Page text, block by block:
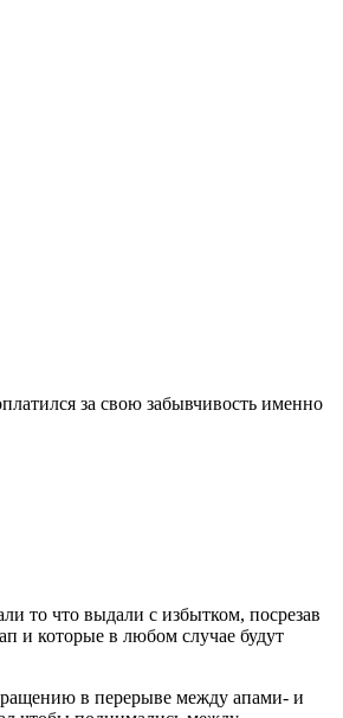
за свою забывчивость именно
то что выдали с избытком, посрезав
и которые в любом случае будут
в перерыве между апами- и